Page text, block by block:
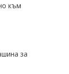
към
за